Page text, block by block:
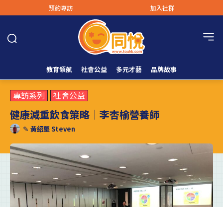
預約專訪 加入社群
教育領航 社會公益 多元才藝 品牌故事
專訪系列 社會公益
健康減重飲食策略｜李杏榆營養師
✎ 黃紹堅 Steven